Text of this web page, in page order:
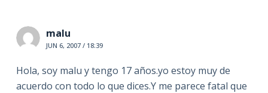
malu
JUN 6, 2007 / 18:39
Hola, soy malu y tengo 17 años.yo estoy muy de
acuerdo con todo lo que dices.Y me parece fatal que